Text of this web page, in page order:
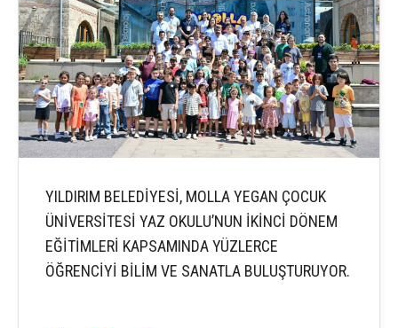
YILDIRIM BELEDİYESİ, MOLLA YEGAN ÇOCUK
ÜNİVERSİTESİ YAZ OKULU’NUN İKİNCİ DÖNEM
EĞİTİMLERİ KAPSAMINDA YÜZLERCE
ÖĞRENCİYİ BİLİM VE SANATLA BULUŞTURUYOR.